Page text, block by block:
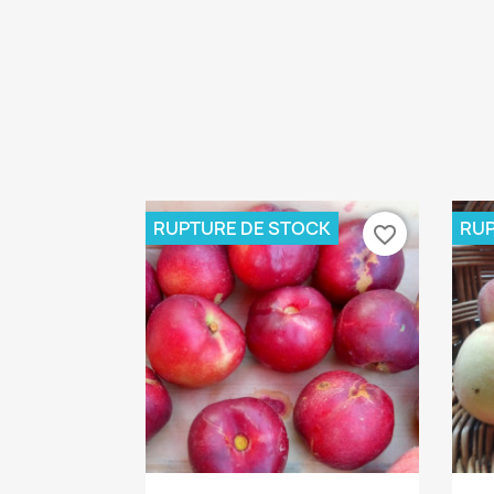
RUPTURE DE STOCK favorite_border